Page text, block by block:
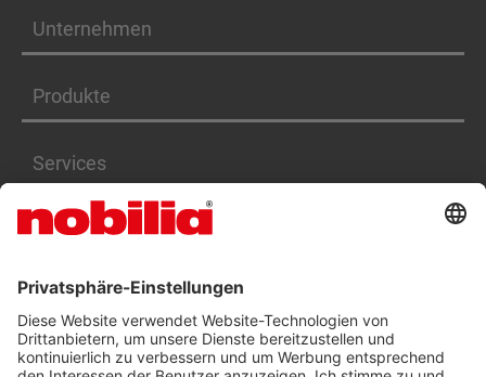
Unternehmen
Produkte
Services
Karriere
BARRIEREFREIHEITSERKLÄRUNG